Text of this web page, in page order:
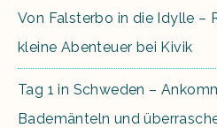
Von Falsterbo in die Idylle –
kleine Abenteuer bei Kivik
Tag 1 in Schweden –
Bademänteln und